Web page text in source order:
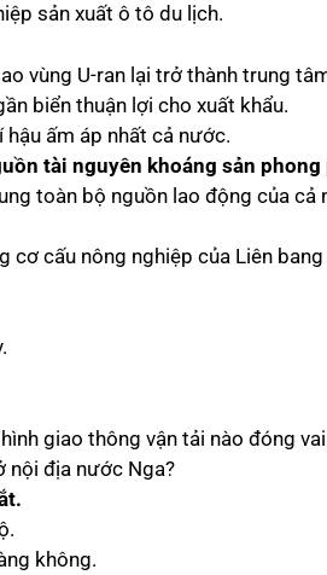
sản xuất ô tô du lịch.
vùng U-ran lại trở thành trung
biển thuận lợi cho xuất khẩu.
hậu ấm áp nhất cả nước.
tài nguyên khoáng sản
toàn bộ nguồn lao động của cả
cơ cấu nông nghiệp của Liên
giao thông vận tải nào đóng
nội địa nước Nga?
không.